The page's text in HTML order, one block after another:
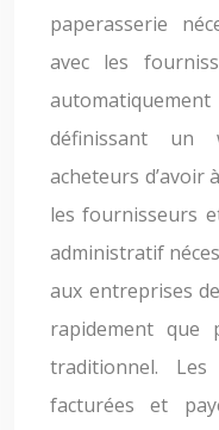
paperasserie
avec les
définissant un
acheteurs d’avoir
les fournisseurs
administratif
aux entreprises
rapidement que
traditionnel. Les
facturées et